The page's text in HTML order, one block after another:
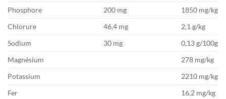
Phosphore
200 mg
1850 mg/kg
Chlorure
46,4 mg
2,1 g/kg
Sodium
30 mg
0,13 g/100g
Magnésium
278 mg/kg
Potassium
2210 mg/kg
Fer
16,2 mg/kg